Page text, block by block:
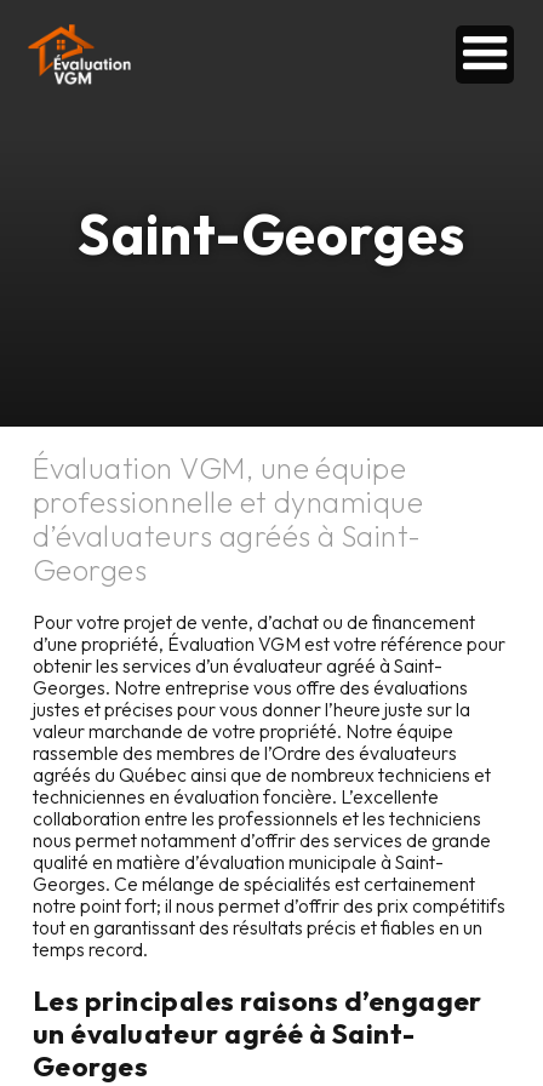
Saint-Georges
Évaluation VGM, une équipe
professionnelle et dynamique
d’évaluateurs agréés à Saint-
Georges
Pour votre projet de vente, d’achat ou de financement
d’une propriété, Évaluation VGM est votre référence pour
obtenir les services d’un évaluateur agréé à Saint-
Georges. Notre entreprise vous offre des évaluations
justes et précises pour vous donner l’heure juste sur la
valeur marchande de votre propriété. Notre équipe
rassemble des membres de l’Ordre des évaluateurs
agréés du Québec ainsi que de nombreux techniciens et
techniciennes en évaluation foncière. L’excellente
collaboration entre les professionnels et les techniciens
nous permet notamment d’offrir des services de grande
qualité en matière d’évaluation municipale à Saint-
Georges. Ce mélange de spécialités est certainement
notre point fort; il nous permet d’offrir des prix compétitifs
tout en garantissant des résultats précis et fiables en un
temps record.
Les principales raisons d’engager
un évaluateur agréé à Saint-
Georges